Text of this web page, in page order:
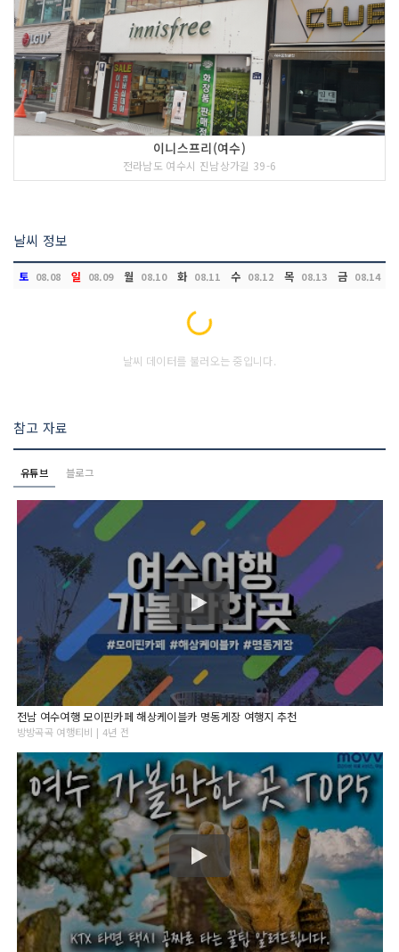
이니스프리(여수)
전라남도 여수시 진남상가길 39-6
날씨 정보
토 08.08 일 08.09 월 08.10 화 08.11 수 08.12 목 08.13 금 08.14
Loading...
날씨 데이터를 불러오는 중입니다.
참고 자료
유튜브 블로그
전남 여수여행 모이핀카페 해상케이블카 명동게장 여행지 추천
방방곡곡 여행티비 | 4년 전